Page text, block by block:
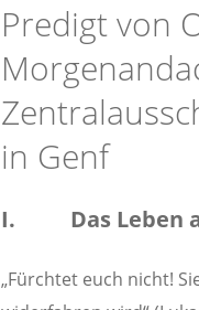
Predigt von
in Genf
I. Das Leben
„Fürchtet euch nicht!